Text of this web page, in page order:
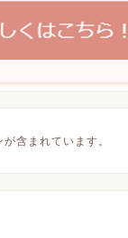
含まれています。